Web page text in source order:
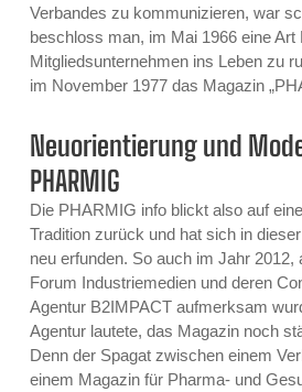
Verbandes zu kommunizieren, war
beschloss man, im Mai 1966 eine Art
Mitgliedsunternehmen ins Leben zu
im November 1977 das Magazin
Neuorientierung und
PHARMIG
Die PHARMIG info blickt also auf
Tradition zurück und hat sich in
neu erfunden. So auch im Jahr 2012,
Forum Industriemedien und deren
Agentur B2IMPACT aufmerksam
Agentur lautete, das Magazin noch
Denn der Spagat zwischen einem
einem Magazin für Pharma- und